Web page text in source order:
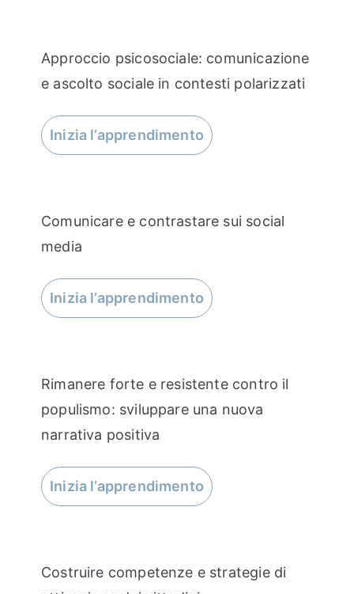
Approccio psicosociale: comunicazione
e ascolto sociale in contesti polarizzati
Inizia l’apprendimento
Comunicare e contrastare sui social
media
Inizia l’apprendimento
Rimanere forte e resistente contro il
populismo: sviluppare una nuova
narrativa positiva
Inizia l’apprendimento
Costruire competenze e strategie di